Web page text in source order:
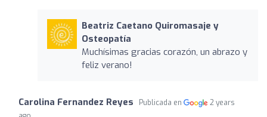
Beatriz Caetano Quiromasaje y
Osteopatía
Muchísimas gracias corazón, un abrazo y
feliz verano!
Carolina Fernandez Reyes Publicada en
2 years